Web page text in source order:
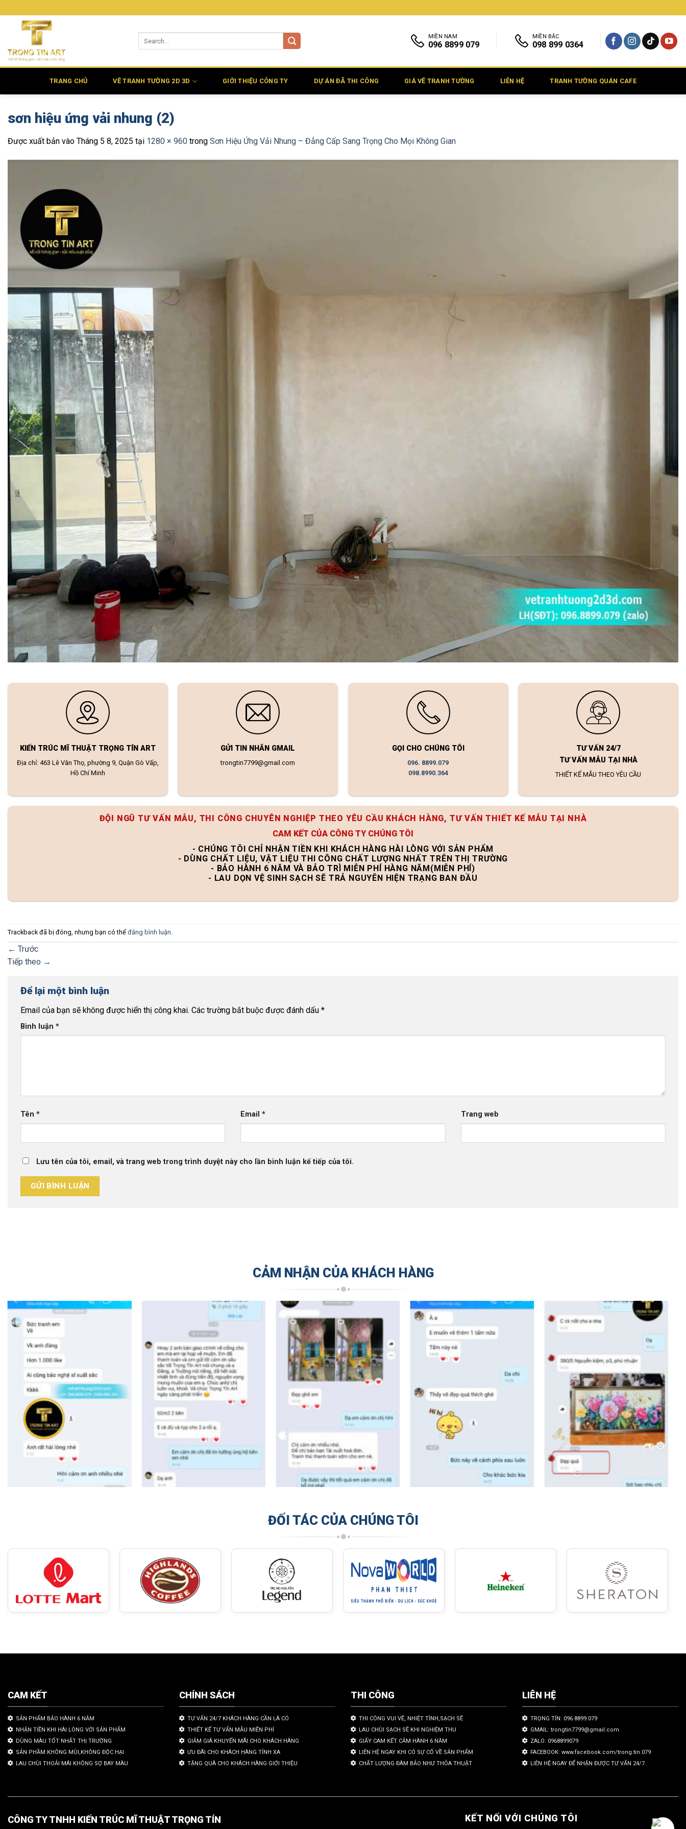
qua
MIỀN NAM
096 8899 079
MIỀN BẮC
098 899 0364
TRANG CHỦ VẼ TRANH TƯỜNG 2D 3D GIỚI THIỆU CÔNG TY DỰ ÁN ĐÃ THI CÔNG GIÁ VẼ TRANH TƯỜNG LIÊN HỆ TRANH TƯỜNG QUÁN CAFE
sơn hiệu ứng vải nhung (2)
Được xuất bản vào Tháng 5 8, 2025 tại 1280 × 960 trong Sơn Hiệu Ứng Vải Nhung – Đẳng Cấp Sang Trọng Cho Mọi Không Gian
KIẾN TRÚC MĨ THUẬT TRỌNG TÍN ART
Địa chỉ: 463 Lê Văn Thọ, phường 9, Quận Gò Vấp,
Hồ Chí Minh
GỬI TIN NHẮN GMAIL
trongtin7799@gmail.com
GỌI CHO CHÚNG TÔI
096. 8899.079
098.8990.364
TƯ VẤN 24/7
TƯ VẤN MẪU TẠI NHÀ
THIẾT KẾ MẪU THEO YÊU CẦU
ĐỘI NGŨ TƯ VẤN MẪU, THI CÔNG CHUYÊN NGHIỆP THEO YÊU CẦU KHÁCH HÀNG, TƯ VẤN THIẾT KẾ MẪU TẠI NHÀ
CAM KẾT CỦA CÔNG TY CHÚNG TÔI
- CHÚNG TÔI CHỈ NHẬN TIỀN KHI KHÁCH HÀNG HÀI LÒNG VỚI SẢN PHẨM
- DÙNG CHẤT LIỆU, VẬT LIỆU THI CÔNG CHẤT LƯỢNG NHẤT TRÊN THỊ TRƯỜNG
- BẢO HÀNH 6 NĂM VÀ BẢO TRÌ MIỄN PHÍ HÀNG NĂM(MIỄN PHÍ)
- LAU DỌN VỆ SINH SẠCH SẼ TRẢ NGUYÊN HIỆN TRẠNG BAN ĐẦU
Trackback đã bị đóng, nhưng bạn có thể đăng bình luận.
← Trước
Tiếp theo →
Để lại một bình luận
Email của bạn sẽ không được hiển thị công khai. Các trường bắt buộc được đánh dấu *
Bình luận *
Tên * Email* Trang web
Lưu tên của tôi, email, và trang web trong trình duyệt này cho lần bình luận kế tiếp của tôi.
CẢM NHẬN CỦA KHÁCH HÀNG
ĐỐI TÁC CỦA CHÚNG TÔI
CAM KẾT
SẢN PHẨM BẢO HÀNH 6 NĂM
NHẬN TIỀN KHI HÀI LÒNG VỚI SẢN PHẨM
DÙNG MÀU TỐT NHẤT THỊ TRƯỜNG
SẢN PHẦM KHÔNG MÙI,KHÔNG ĐỘC HẠI
LAU CHÙI THOẢI MÁI KHÔNG SỢ BAY MÀU
CHÍNH SÁCH
TƯ VẤN 24/7 KHÁCH HÀNG CẦN LÀ CÓ
THIẾT KẾ TƯ VẤN MẪU MIỄN PHÍ
GIẢM GIÁ KHUYẾN MÃI CHO KHÁCH HÀNG
ƯU ĐÃI CHO KHÁCH HÀNG TỈNH XA
TẶNG QUÀ CHO KHÁCH HÀNG GIỚI THIỆU
THI CÔNG
THI CÔNG VUI VẼ, NHIỆT TÌNH,SẠCH SẼ
LAU CHÙI SẠCH SẼ KHI NGHIỆM THU
GIẤY CAM KẾT CẢM HÀNH 6 NĂM
LIÊN HỆ NGAY KHI CÓ SỰ CỐ VỀ SẢN PHẨM
CHẤT LƯỢNG ĐÀM BẢO NHƯ THỎA THUẬT
LIÊN HỆ
TRỌNG TÍN: 096.8899.079
GMAIL: trongtin7799@gmail.com
ZALO: 0968899079
FACEBOOK: www.facebook.com/trong.tin.079
LIÊN HỆ NGAY ĐỂ NHẬN ĐƯỢC TƯ VẤN 24/7.
CÔNG TY TNHH KIẾN TRÚC MĨ THUẬT TRỌNG TÍN KẾT NỐI VỚI CHÚNG TÔI